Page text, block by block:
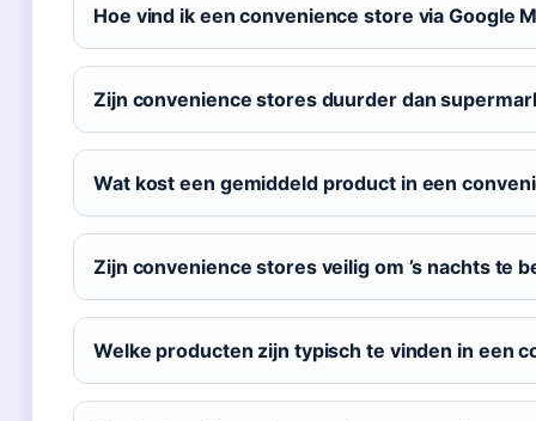
Hoe vind ik een convenience store via Google
Zijn convenience stores duurder dan
Wat kost een gemiddeld product in een
Zijn convenience stores veilig om ’s nachts te
Welke producten zijn typisch te vinden in een